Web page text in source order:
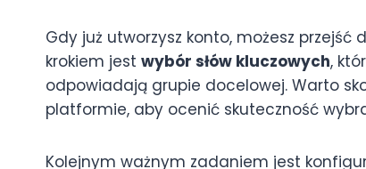
Gdy już utworzysz konto, możesz
krokiem jest wybór słów kluczowych,
odpowiadają grupie docelowej. Warto
platformie, aby ocenić skuteczność
Kolejnym ważnym zadaniem jest